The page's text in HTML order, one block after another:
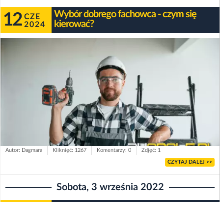
12 CZE
2024
Wybór dobrego fachowca - czym się
kierować?
Autor: Dagmara Kliknięć: 1267 Komentarzy: 0 Zdjęć: 1
CZYTAJ DALEJ >>
Sobota, 3 września 2022